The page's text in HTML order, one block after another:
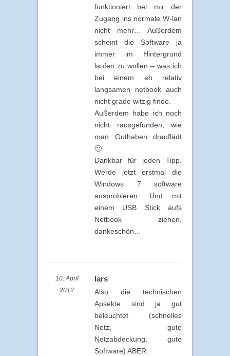
funktioniert bei mir der
Zugang ins normale W-lan
nicht mehr… Außerdem
scheint die Software ja
immer im Hintergrund
laufen zu wollen – was ich
bei einem eh relativ
langsamen netbook auch
nicht grade witzig finde.
Außerdem habe ich noch
nicht rausgefunden, wie
man Guthaben drauflädt
🙁
Dankbar für jeden Tipp.
Werde jetzt erstmal die
Windows 7 software
ausprobieren. Und mit
einem USB Stick aufs
Netbook ziehen,
dankeschön…
10. April
2012
lars
Also die technischen
Apsekte sind ja gut
beleuchtet (schnelles
Netz, gute
Netzabdeckung, gute
Software) ABER: